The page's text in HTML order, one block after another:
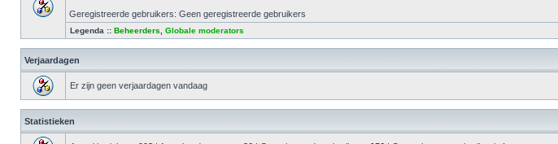
Geregistreerde gebruikers: Geen geregistreerde gebruikers
Legenda :: Beheerders Globale moderators
Verjaardagen
Er zijn geen verjaardagen vandaag
Statistieken